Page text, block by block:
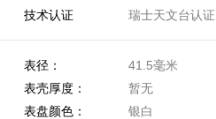
技术认证
瑞士天文台认证
表径：
41.5毫米
表壳厚度：
暂无
表盘颜色：
银白